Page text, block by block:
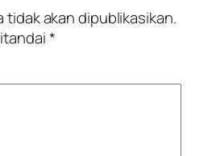
tidak akan dipublikasikan.
*